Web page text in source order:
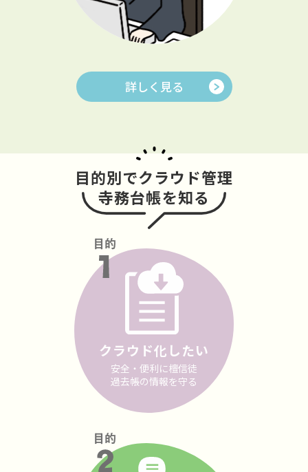
詳しく見る
目的別でクラウド管理
寺務台帳を知る
クラウド化したい
安全・便利に檀信徒
過去帳の情報を守る